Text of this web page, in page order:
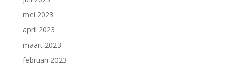
mei 2023
april 2023
maart 2023
februari 2023